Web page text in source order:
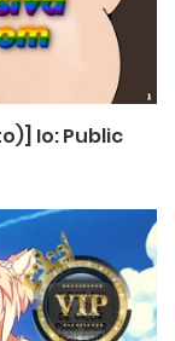
Io: Public